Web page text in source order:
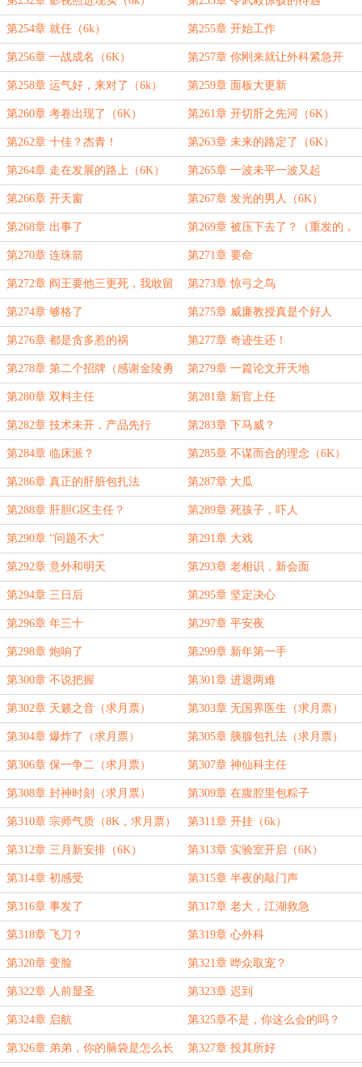
第254章 就任（6k） 第255章 开始工作
第256章 一战成名（6K） 第257章 你刚来就让外科紧急开
会？（6K）
第258章 运气好，来对了（6k） 第259章 面板大更新
第260章 考卷出现了（6K） 第261章 开切肝之先河（6K）
第262章 十佳？杰青！ 第263章 未来的路定了（6K）
第264章 走在发展的路上（6K） 第265章 一波未平一波又起
第266章 开天窗 第267章 发光的男人（6K）
第268章 出事了 第269章 被压下去了？（重发的，
已经订阅的就不要订阅了，等解禁
吧）
第270章 连珠箭 第271章 要命
第272章 阎王要他三更死，我敢留
人到五更
第273章 惊弓之鸟
第274章 够格了 第275章 威廉教授真是个好人
第276章 都是贪多惹的祸 第277章 奇迹生还！
第278章 第二个招牌（感谢金陵勇
者就位掌门）
第279章 一篇论文开天地
第280章 双料主任 第281章 新官上任
第282章 技术未开，产品先行 第283章 下马威？
第284章 临床派？ 第285章 不谋而合的理念（6K）
第286章 真正的肝脏包扎法 第287章 大瓜
第288章 肝胆G区主任？ 第289章 死孩子，吓人
第290章 “问题不大” 第291章 大戏
第292章 意外和明天 第293章 老相识，新会面
第294章 三日后 第295章 坚定决心
第296章 年三十 第297章 平安夜
第298章 炮响了 第299章 新年第一手
第300章 不说把握 第301章 进退两难
第302章 天籁之音（求月票） 第303章 无国界医生（求月票）
第304章 爆炸了（求月票） 第305章 胰腺包扎法（求月票）
第306章 保一争二（求月票） 第307章 神仙科主任
第308章 封神时刻（求月票） 第309章 在腹腔里包粽子
第310章 宗师气质（8K，求月票） 第311章 开挂（6k）
第312章 三月新安排（6K） 第313章 实验室开启（6K）
第314章 初感受 第315章 半夜的敲门声
第316章 事发了 第317章 老大，江湖救急
第318章 飞刀？ 第319章 心外科
第320章 变脸 第321章 哗众取宠？
第322章 人前显圣 第323章 迟到
第324章 启航 第325章不是，你这么会的吗？
第326章 弟弟，你的脑袋是怎么长 第327章 投其所好